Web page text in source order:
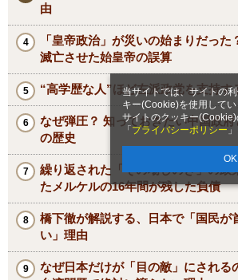
当サイトでは、サイトの
キー(Cookie)を使用してい
サイトのクッキー(Cookie)
「 プライバシーポリシー
OK
由
「皇帝政治」が災いの始まりだっ
滅亡させた始皇帝の誤算
“高学歴な人”ほど左派政党を支持す
なぜ弾圧？ 知っておきたい中国政府
の歴史
繰り返された「その場しのぎ」の政
たメルケルの16年間が残した負債
橋下徹が解説する、日本で「国民が
い」理由
なぜ日本だけが「目の敵」にされ